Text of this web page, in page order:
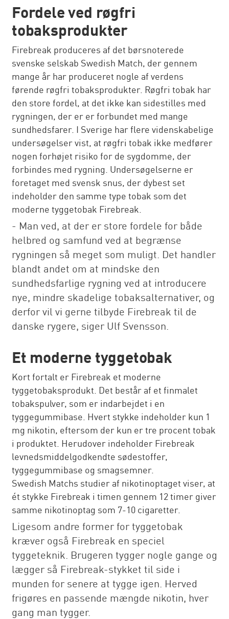
Fordele ved røgfri
tobaksprodukter
Firebreak produceres af det børsnoterede
svenske selskab Swedish Match, der gennem
mange år har produceret nogle af verdens
førende røgfri tobaksprodukter. Røgfri tobak har
den store fordel, at det ikke kan sidestilles med
rygningen, der er er forbundet med mange
sundhedsfarer. I Sverige har flere videnskabelige
undersøgelser vist, at røgfri tobak ikke medfører
nogen forhøjet risiko for de sygdomme, der
forbindes med rygning. Undersøgelserne er
foretaget med svensk snus, der dybest set
indeholder den samme type tobak som det
moderne tyggetobak Firebreak.
- Man ved, at der er store fordele for både
helbred og samfund ved at begrænse
rygningen så meget som muligt. Det handler
blandt andet om at mindske den
sundhedsfarlige rygning ved at introducere
nye, mindre skadelige tobaksalternativer, og
derfor vil vi gerne tilbyde Firebreak til de
danske rygere, siger Ulf Svensson.
Et moderne tyggetobak
Kort fortalt er Firebreak et moderne
tyggetobaksprodukt. Det består af et finmalet
tobakspulver, som er indarbejdet i en
tyggegummibase. Hvert stykke indeholder kun 1
mg nikotin, eftersom der kun er tre procent tobak
i produktet. Herudover indeholder Firebreak
levnedsmiddelgodkendte sødestoffer,
tyggegummibase og smagsemner.
Swedish Matchs studier af nikotinoptaget viser, at
ét stykke Firebreak i timen gennem 12 timer giver
samme nikotinoptag som 7-10 cigaretter.
Ligesom andre former for tyggetobak
kræver også Firebreak en speciel
tyggeteknik. Brugeren tygger nogle gange og
lægger så Firebreak-stykket til side i
munden for senere at tygge igen. Herved
frigøres en passende mængde nikotin, hver
gang man tygger.